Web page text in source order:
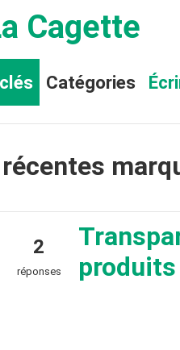
Cagette
Catégories
2
réponses
produits